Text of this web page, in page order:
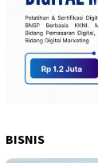
BISNIS